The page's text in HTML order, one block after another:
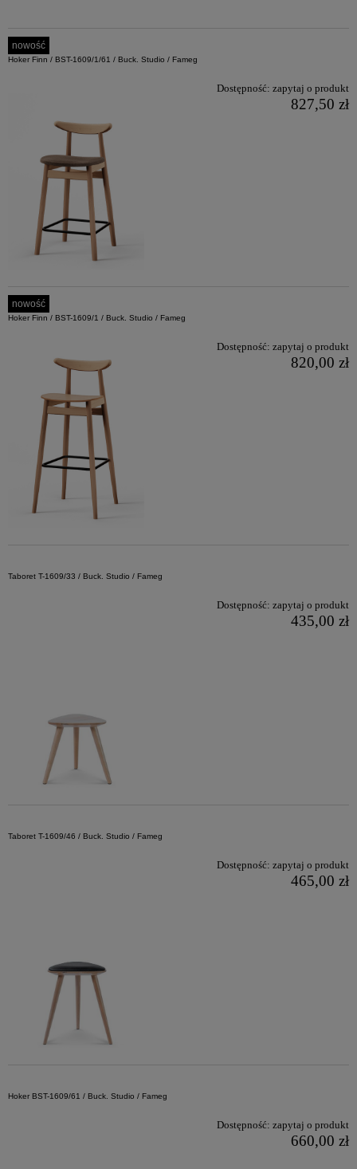
Hoker Finn / BST-1609/1/61 / Buck. Studio / Fameg
Dostępność: zapytaj o produkt
827,50 zł
nowość
Hoker Finn / BST-1609/1 / Buck. Studio / Fameg
Dostępność: zapytaj o produkt
820,00 zł
nowość
Taboret T-1609/33 / Buck. Studio / Fameg
Dostępność: zapytaj o produkt
435,00 zł
Taboret T-1609/46 / Buck. Studio / Fameg
Dostępność: zapytaj o produkt
465,00 zł
Hoker BST-1609/61 / Buck. Studio / Fameg
Dostępność: zapytaj o produkt
660,00 zł